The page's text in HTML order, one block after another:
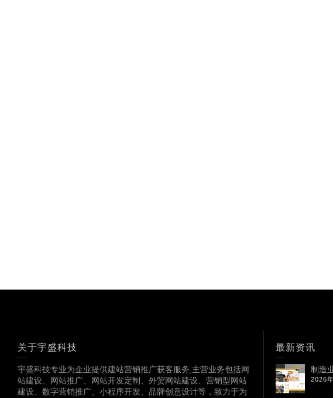
关于宇盛科技
宇盛科技专业为企业提供建站营销推广获客服务,主营业务包括网
站建设、网站推广、网站开发定制、外贸网站建设、营销型网站
建设、数字营销推广、小程序开发、品牌创意设计等，致力于为
最新资讯
制造
2026